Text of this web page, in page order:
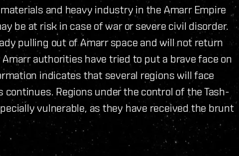
and heavy industry in the Amarr Empire
be at risk in case of war or severe civil disorder.
pulling out of Amarr space and will not return
authorities have tried to put a brave face on
indicates that several regions will face
Regions under the control of the Tash-
vulnerable, as they have received the brunt